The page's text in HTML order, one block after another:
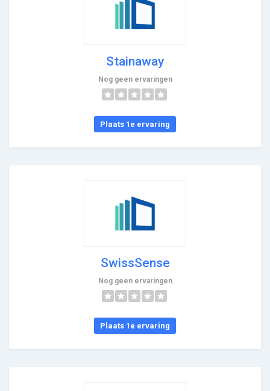
Stainaway
Nog geen ervaringen
Plaats 1e ervaring
SwissSense
Nog geen ervaringen
Plaats 1e ervaring